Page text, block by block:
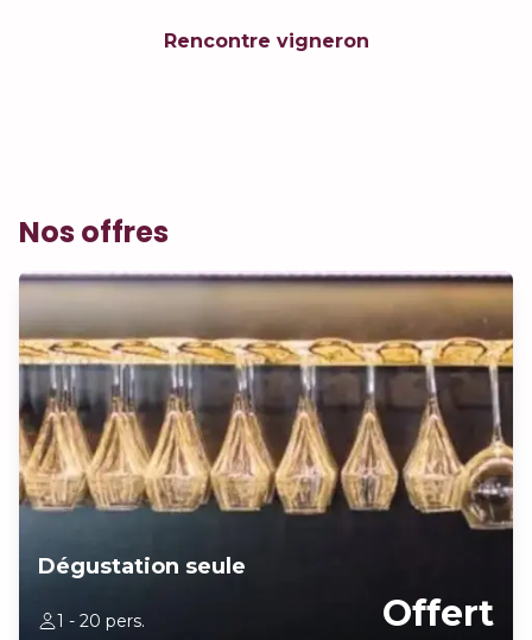
Rencontre vigneron
Nos offres
1 - 20 pers. Offert
Dégustation seule